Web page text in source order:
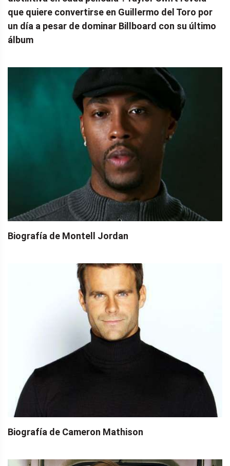
que quiere convertirse en Guillermo del Toro por
un día a pesar de dominar Billboard con su último
álbum
Biografía de Montell Jordan
Biografía de Cameron Mathison